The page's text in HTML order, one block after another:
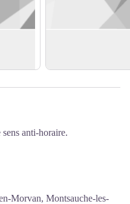
plein écran
anti-horaire.
Morvan, Montsauche-les-